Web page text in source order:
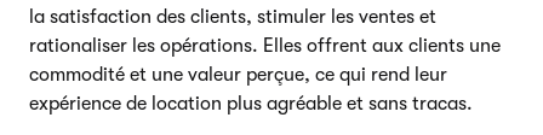
la satisfaction des clients, stimuler les ventes et
rationaliser les opérations. Elles offrent aux clients une
commodité et une valeur perçue, ce qui rend leur
expérience de location plus agréable et sans tracas.